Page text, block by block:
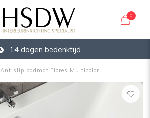
0
14 dagen bedenktijd
Antislip badmat Flores Multicolor